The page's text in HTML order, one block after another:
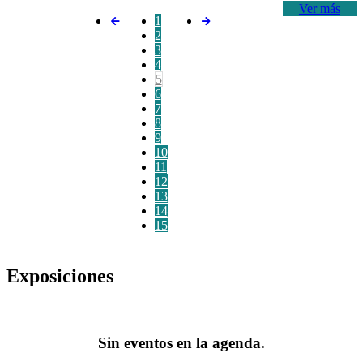
Ver más
1
2
3
4
5
6
7
8
9
10
11
12
13
14
15
Exposiciones
Sin eventos en la agenda.